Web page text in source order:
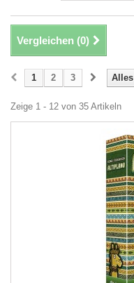
Vergleichen (0)
Alles
1 2 3
Zeige 1 - 12 von 35 Artikeln